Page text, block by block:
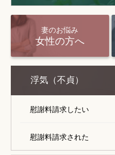
妻のお悩み
女性の方へ
浮気（不貞）
慰謝料請求したい
慰謝料請求された